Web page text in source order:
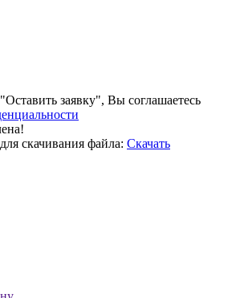
заявку", Вы соглашаетесь
скачивания файла: Скачать